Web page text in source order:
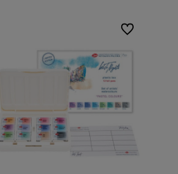
Do ulubionych